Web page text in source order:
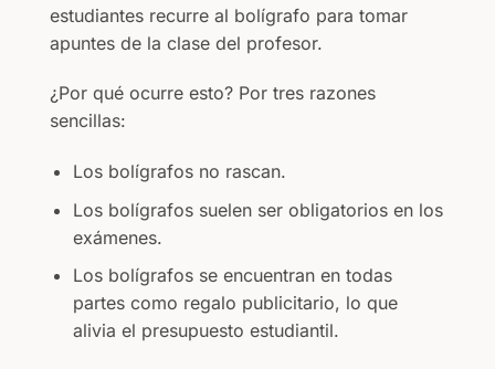
estudiantes recurre al bolígrafo para tomar
apuntes de la clase del profesor.
¿Por qué ocurre esto? Por tres razones
sencillas:
Los bolígrafos no rascan.
Los bolígrafos suelen ser obligatorios en los
exámenes.
Los bolígrafos se encuentran en todas
partes como regalo publicitario, lo que
alivia el presupuesto estudiantil.